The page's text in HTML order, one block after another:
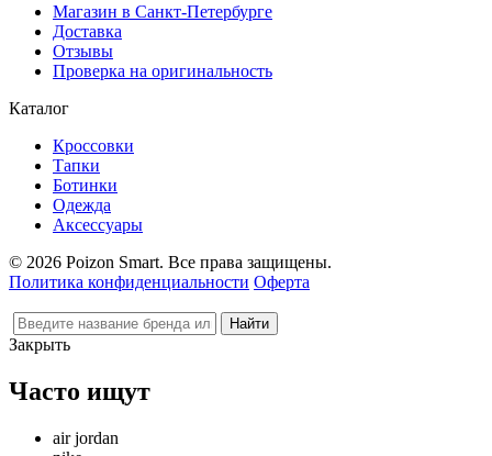
Магазин в Санкт-Петербурге
Доставка
Отзывы
Проверка на оригинальность
Каталог
Кроссовки
Тапки
Ботинки
Одежда
Аксессуары
© 2026 Poizon Smart. Все права защищены.
Политика конфиденциальности Оферта
Закрыть
Часто ищут
air jordan